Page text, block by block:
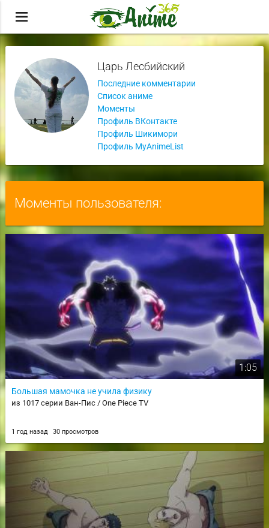
menu
Царь Лесбийский
Последние комментарии
Список аниме
Моменты
Профиль ВКонтакте
Профиль Шикимори
Профиль MyAnimeList
Моменты пользователя:
1:05
Большая мамочка не учила физику
из 1017 серии Ван-Пис / One Piece TV
1 год назад 30 просмотров